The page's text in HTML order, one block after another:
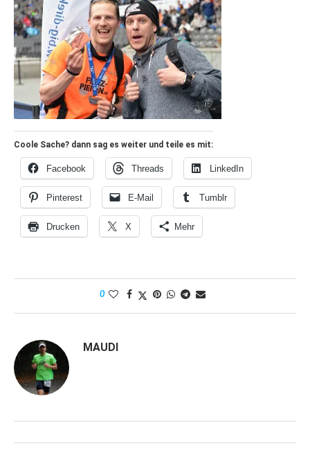
Coole Sache? dann sag es weiter und teile es mit:
Facebook Threads LinkedIn
Pinterest E-Mail Tumblr
Drucken X Mehr
0
MAUDI